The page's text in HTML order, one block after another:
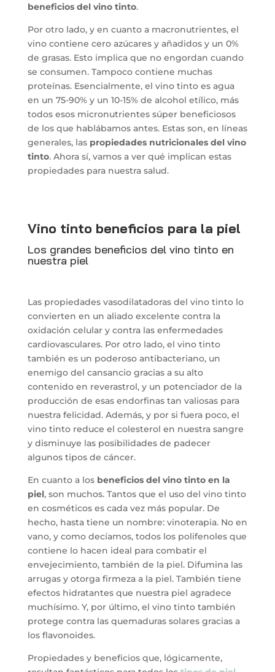
beneficios del vino tinto.
Por otro lado, y en cuanto a macronutrientes, el
vino contiene cero azúcares y añadidos y un 0%
de grasas. Esto implica que no engordan cuando
se consumen. Tampoco contiene muchas
proteínas. Esencialmente, el vino tinto es agua
en un 75-90% y un 10-15% de alcohol etílico, más
todos esos micronutrientes súper beneficiosos
de los que hablábamos antes. Estas son, en líneas
generales, las propiedades nutricionales del vino
tinto. Ahora sí, vamos a ver qué implican estas
propiedades para nuestra salud.
Vino tinto beneficios para la piel
Los grandes beneficios del vino tinto en
nuestra piel
Las propiedades vasodilatadoras del vino tinto lo
convierten en un aliado excelente contra la
oxidación celular y contra las enfermedades
cardiovasculares. Por otro lado, el vino tinto
también es un poderoso antibacteriano, un
enemigo del cansancio gracias a su alto
contenido en reverastrol, y un potenciador de la
producción de esas endorfinas tan valiosas para
nuestra felicidad. Además, y por si fuera poco, el
vino tinto reduce el colesterol en nuestra sangre
y disminuye las posibilidades de padecer
algunos tipos de cáncer.
En cuanto a los beneficios del vino tinto en la
piel, son muchos. Tantos que el uso del vino tinto
en cosméticos es cada vez más popular. De
hecho, hasta tiene un nombre: vinoterapia. No en
vano, y como decíamos, todos los polifenoles que
contiene lo hacen ideal para combatir el
envejecimiento, también de la piel. Difumina las
arrugas y otorga firmeza a la piel. También tiene
efectos hidratantes que nuestra piel agradece
muchísimo. Y, por último, el vino tinto también
protege contra las quemaduras solares gracias a
los flavonoides.
Propiedades y beneficios que, lógicamente,